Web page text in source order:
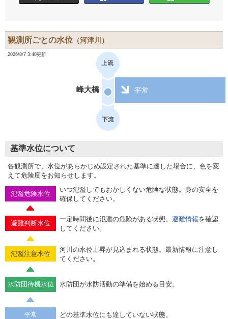
観測所ごとの水位 （河津川）
2026/8/7 3:40更新
峰大橋 平常
基準水位について
各観測所で、水位があらかじめ設定された基準に達した場合に、色を変
えて危険度をお知らせします。
氾濫危険水位
いつ氾濫してもおかしくない危険な状態。身の安全を
確保してください。
避難判断水位
一定時間後に氾濫の危険がある状態。 避難情報を確認
してください。
氾濫注意水位
河川の水位上昇が見込まれる状態。最新情報に注意し
てください。
水防団待機水位 水防団が水防活動の準備を始める目安。
平常 どの基準水位にも達していない状態。